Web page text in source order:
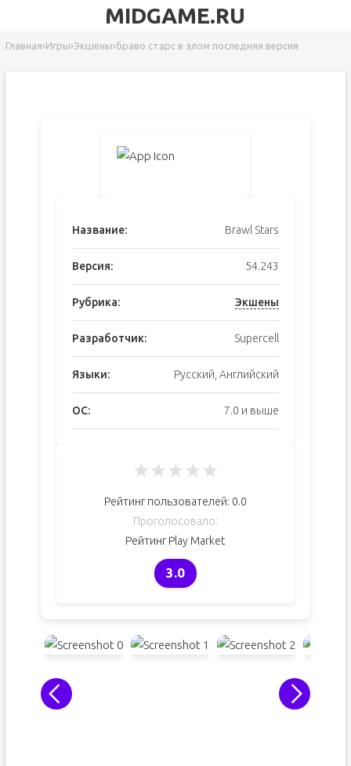
MIDGAME.RU
Главная›Игры›Экшены›браво старс в злом последняя версия
Название: Brawl Stars
Версия: 54.243
Рубрика: Экшены
Разработчик: Supercell
Языки: Русский, Английский
ОС: 7.0 и выше
★★★★★
Рейтинг пользователей: 0.0
Проголосовало:
Рейтинг Play Market
3.0